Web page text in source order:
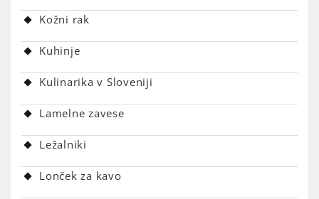
Kožni rak
Kuhinje
Kulinarika v Sloveniji
Lamelne zavese
Ležalniki
Lonček za kavo